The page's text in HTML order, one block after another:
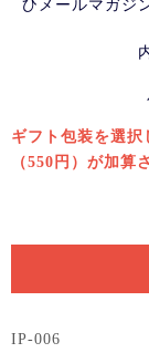
ひメールマガジ
ギフト包装を選
（550円）が加算
IP-006